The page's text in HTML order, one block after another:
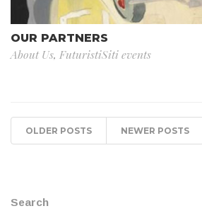
OUR PARTNERS
About Us, FuturistiSiti events
OLDER POSTS NEWER POSTS
Search